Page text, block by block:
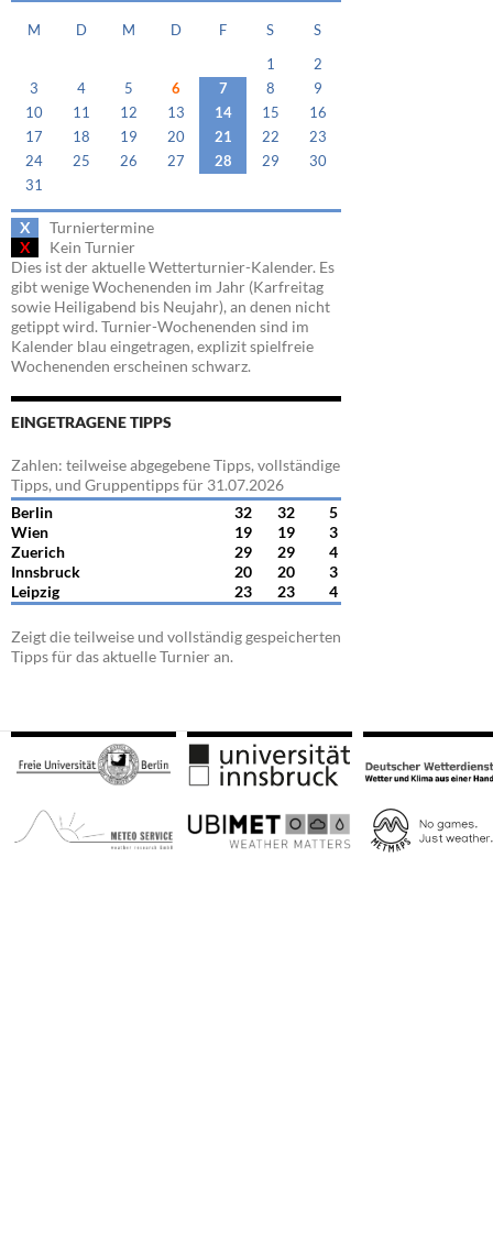
M D M D F S S
1
2
3
4 5 6 7 8
9
10
11 12 13 14 15
16
17
18 19 20 21 22
23
24
25 26 27 28 29
30
31
X
Turniertermine
X
Kein Turnier
Dies ist der aktuelle Wetterturnier-Kalender. Es
gibt wenige Wochenenden im Jahr (Karfreitag
sowie Heiligabend bis Neujahr), an denen nicht
getippt wird. Turnier-Wochenenden sind im
Kalender blau eingetragen, explizit spielfreie
Wochenenden erscheinen schwarz.
EINGETRAGENE TIPPS
Zahlen: teilweise abgegebene Tipps, vollständige
Tipps, und Gruppentipps für 31.07.2026
Berlin
32 32
5
Wien
19 19
3
Zuerich
29 29
4
Innsbruck
20 20
3
Leipzig
23 23 4
Zeigt die teilweise und vollständig gespeicherten
Tipps für das aktuelle Turnier an.